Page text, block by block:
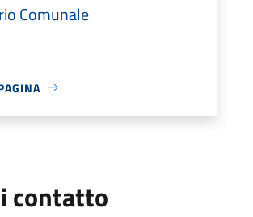
Comunale
contatto